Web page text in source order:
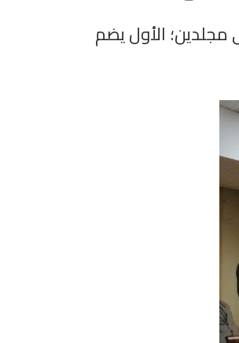
مجلدين؛ الأول يضم